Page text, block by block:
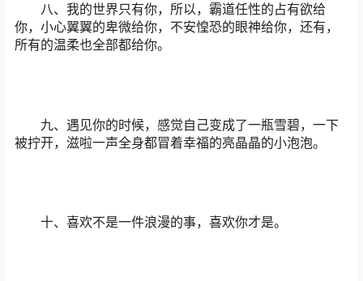
八、我的世界只有你，所以，霸道任性的占有欲给
你，小心翼翼的卑微给你，不安惶恐的眼神给你，还有，
所有的温柔也全部都给你。
九、遇见你的时候，感觉自己变成了一瓶雪碧，一下
被拧开，滋啦一声全身都冒着幸福的亮晶晶的小泡泡。
十、喜欢不是一件浪漫的事，喜欢你才是。